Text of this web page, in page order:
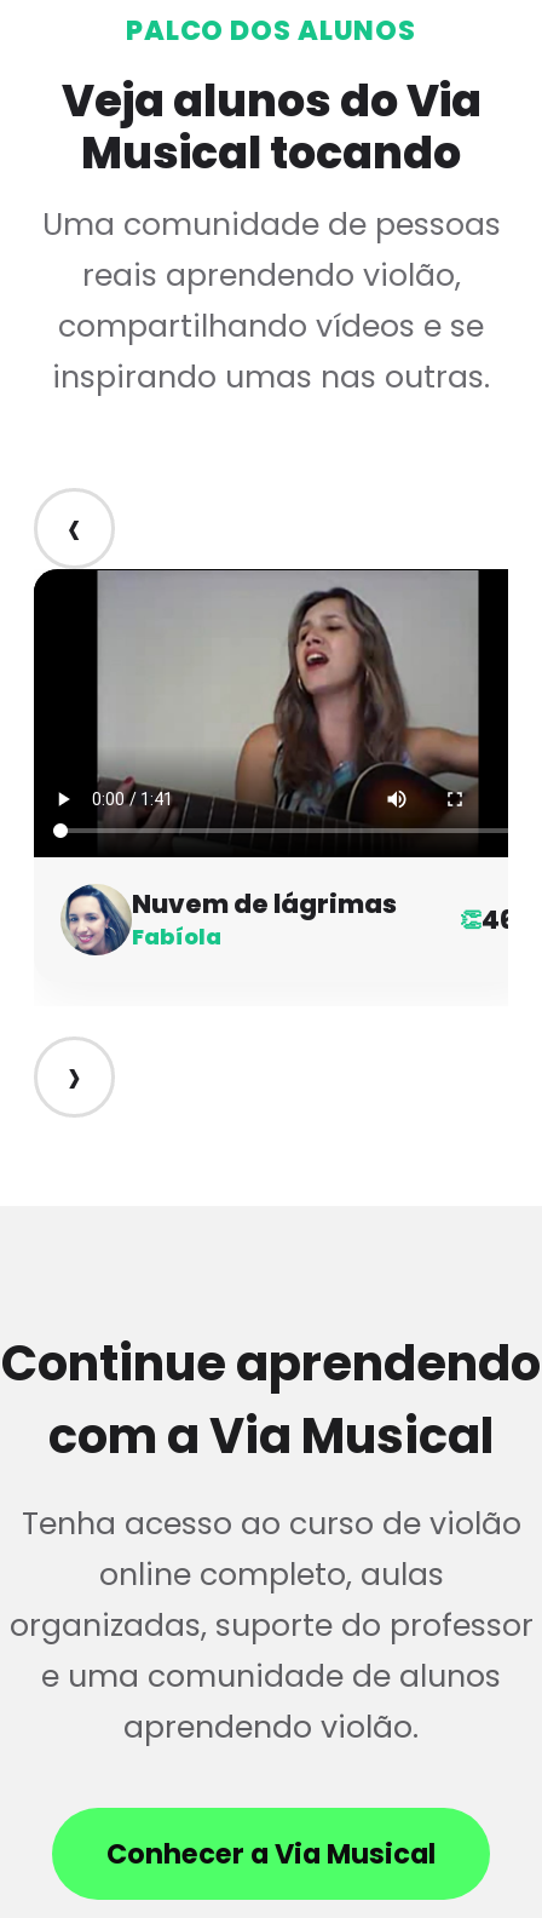
PALCO DOS ALUNOS
Veja alunos do Via
Musical tocando
Uma comunidade de pessoas
reais aprendendo violão,
compartilhando vídeos e se
inspirando umas nas outras.
‹
Nuvem de lágrimas
Fabíola
👏46
›
Continue aprendendo
com a Via Musical
Tenha acesso ao curso de violão
online completo, aulas
organizadas, suporte do professor
e uma comunidade de alunos
aprendendo violão.
Conhecer a Via Musical